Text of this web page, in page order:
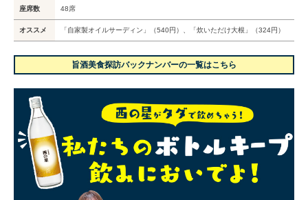
座席数 48席
オススメ 「自家製オイルサーディン」（540円）、「炊いただけ大根」（324円）
旨酒美食探訪バックナンバーの一覧はこちら